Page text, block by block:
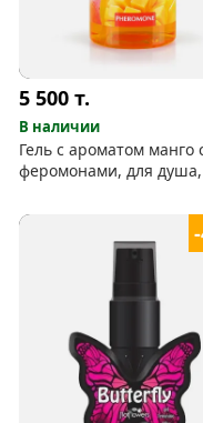
5 500т.
В наличии
Гель с ароматом манго
феромонами, для